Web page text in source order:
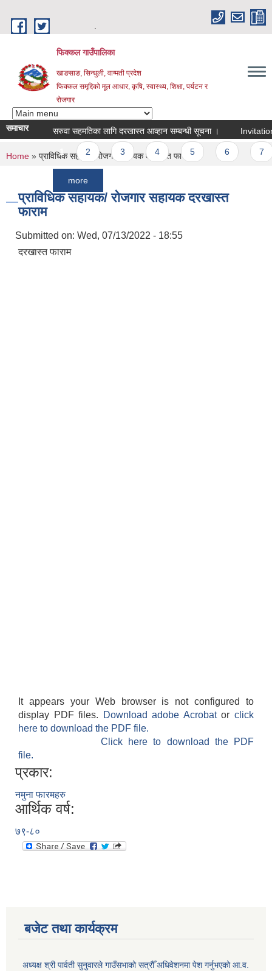
फिक्कल गाउँपालिका
खाङसाङ, सिन्धुली, वाग्मती प्रदेश
फिक्कल समृद्दिको मूल आधार, कृषि, स्वास्थ्य, शिक्षा, पर्यटन र
रोजगार
समाचारसरुवा सहमतिका लागि दरखास्त आव्हान सम्बन्धी सूचना । Invitation For
Pages
2 3 4 5
You are here
Home » प्राविधिक सहायक/ रोजगार सहायक दरखास्त फाराम
प्राविधिक सहायक/ रोजगार सहायक दरखास्त
फाराम
Submitted on: Wed, 07/13/2022 - 18:55
दरखास्त फाराम
It appears your Web browser is not configured to
display PDF files.
Download adobe Acrobatorclick
here to download the PDF file.
Click here to download the PDF
file.
प्रकार:
नमुना फारमहरु
आर्थिक वर्ष:
७९-८०
बजेट तथा कार्यक्रम
अध्यक्ष श्री पार्वती सुनुवारले गाउँसभाको सत्रौँ अधिवेशनमा पेश गर्नुभएको आ.व.